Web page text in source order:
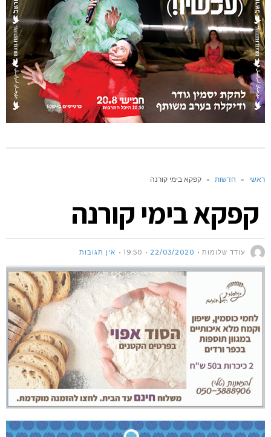
ראשי » חדשות » קפקא בימי קורנה
קפקא בימי קורנה
עודד שלומות 22/03/2020
19:50 אין תגובות